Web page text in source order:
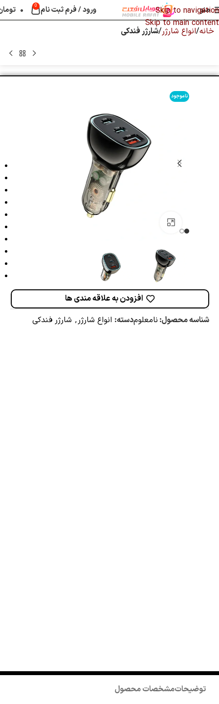
Skip to navigation
Skip to main content
منو ورود / فرم ثبت نام 0 ۰
خانه انواع شارژر شارژر فندکی
ناموجود
افزودن به علاقه مندی ها
شناسه محصول: نامعلومدسته: انواع شارژر, شارژر فندکی
توضیحاتمشخصات محصول